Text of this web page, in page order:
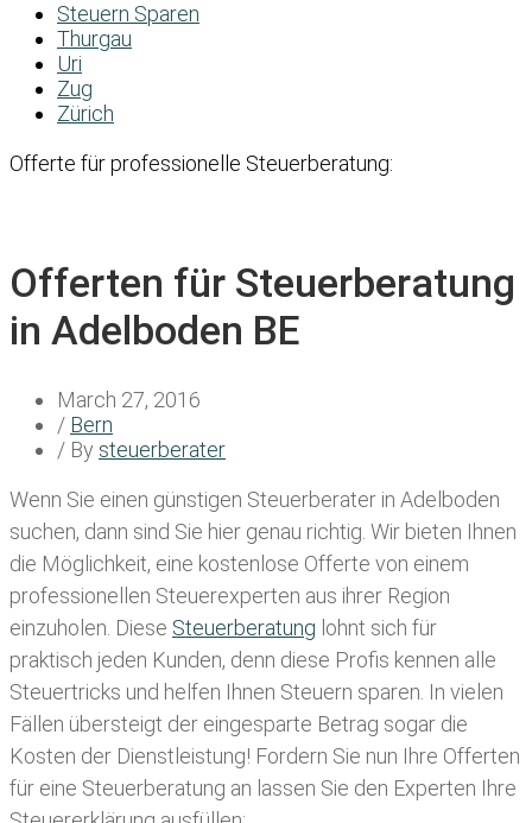
Steuern Sparen
Thurgau
Uri
Zug
Zürich
Offerte für professionelle Steuerberatung:
Offerten für Steuerberatung
in Adelboden BE
March 27, 2016
/ Bern
/ By steuerberater
Wenn Sie einen günstigen Steuerberater in Adelboden
suchen, dann sind Sie hier genau richtig. Wir bieten Ihnen
die Möglichkeit, eine kostenlose Offerte von einem
professionellen Steuerexperten aus ihrer Region
einzuholen. Diese Steuerberatung lohnt sich für
praktisch jeden Kunden, denn diese Profis kennen alle
Steuertricks und helfen Ihnen Steuern sparen. In vielen
Fällen übersteigt der eingesparte Betrag sogar die
Kosten der Dienstleistung! Fordern Sie nun Ihre Offerten
für eine Steuerberatung an lassen Sie den Experten Ihre